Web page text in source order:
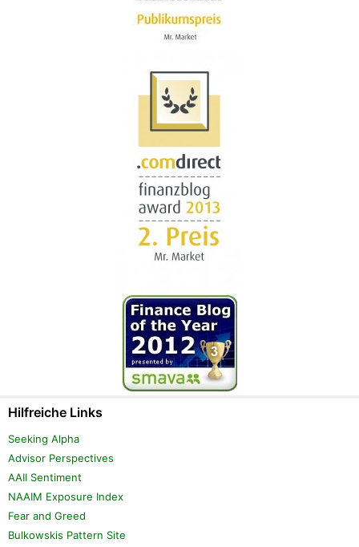
Hilfreiche Links
Seeking Alpha
Advisor Perspectives
AAII Sentiment
NAAIM Exposure Index
Fear and Greed
Bulkowskis Pattern Site